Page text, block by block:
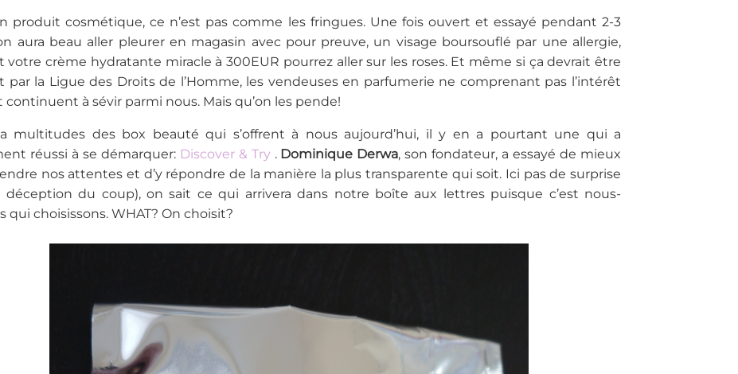
produit cosmétique, ce n’est pas comme les fringues. Une fois ouvert et essayé pendant 2-3
aura beau aller pleurer en magasin avec pour preuve, un visage boursouflé par une allergie,
votre crème hydratante miracle à 300EUR pourrez aller sur les roses. Et même si ça devrait être
par la Ligue des Droits de l’Homme, les vendeuses en parfumerie ne comprenant pas l’intérêt
continuent à sévir parmi nous. Mais qu’on les pende!
multitudes des box beauté qui s’offrent à nous aujourd’hui, il y en a pourtant une qui a
réussi à se démarquer: Discover & Try. Dominique Derwa, son fondateur, a essayé de mieux
nos attentes et d’y répondre de la manière la plus transparente qui soit. Ici pas de surprise
déception du coup), on sait ce qui arrivera dans notre boîte aux lettres puisque c’est nous-
qui choisissons. WHAT? On choisit?